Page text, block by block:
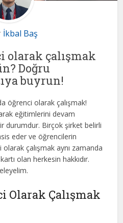
İkbal Baş
olarak çalışmak
Doğru
buyrun!
öğrenci olarak çalışmak!
eğitimlerini devam
durumdur. Birçok şirket belirli
eder ve öğrencilerin
olarak çalışmak aynı zamanda
olan herkesin hakkıdır.
Olarak Çalışmak